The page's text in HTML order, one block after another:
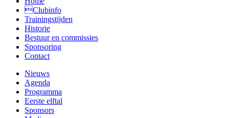
Clubinfo
Trainingstijden
Historie
Bestuur en commissies
Sponsoring
Contact
Nieuws
Agenda
Programma
Eerste elftal
Sponsors